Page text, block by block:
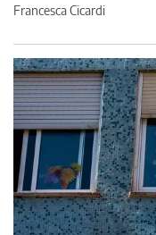
Francesca Cicardi